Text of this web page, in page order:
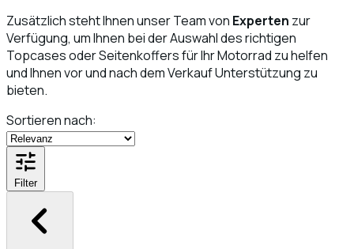
Zusätzlich steht Ihnen unser Team von Experten zur
Verfügung, um Ihnen bei der Auswahl des richtigen
Topcases oder Seitenkoffers für Ihr Motorrad zu helfen
und Ihnen vor und nach dem Verkauf Unterstützung zu
bieten.
Sortieren nach:
Filter